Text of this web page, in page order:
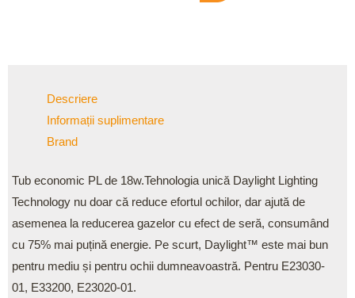
Descriere
Informații suplimentare
Brand
Tub economic PL de 18w.Tehnologia unică Daylight Lighting
Technology nu doar că reduce efortul ochilor, dar ajută de
asemenea la reducerea gazelor cu efect de seră, consumând
cu 75% mai puțină energie. Pe scurt, Daylight™ este mai bun
pentru mediu și pentru ochii dumneavoastră. Pentru E23030-
01, E33200, E23020-01.